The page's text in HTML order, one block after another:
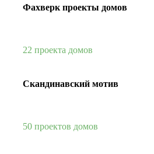
Фахверк проекты домов
22 проекта домов
Скандинавский мотив
50 проектов домов